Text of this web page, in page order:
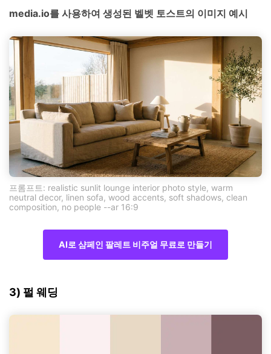
media.io를 사용하여 생성된 벨벳 토스트의 이미지 예시
프롬프트: realistic sunlit lounge interior photo style, warm
neutral decor, linen sofa, wood accents, soft shadows, clean
composition, no people --ar 16:9
AI로 샴페인 팔레트 비주얼 무료로 만들기
3) 펄 웨딩